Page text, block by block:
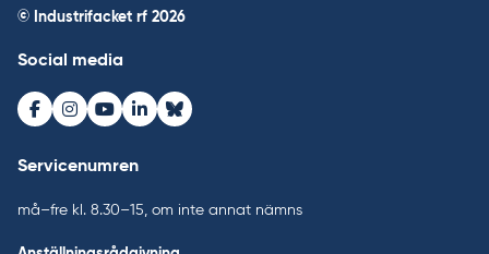
© Industrifacket rf 2026
Social media
Facebook
Instagram
Youtube
LinkedInBluesky
Servicenumren
må–fre kl. 8.30–15, om inte annat nämns